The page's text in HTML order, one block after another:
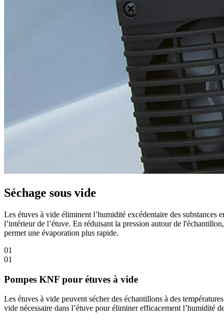
Séchage sous vide
Les étuves à vide éliminent l’humidité excédentaire des substances
l’intérieur de l’étuve. En réduisant la pression autour de
permet une évaporation plus rapide.
01
01
Pompes KNF pour étuves à vide
Les étuves à vide peuvent sécher des échantillons à des
vide nécessaire dans l’étuve pour éliminer efficacement l’humidité